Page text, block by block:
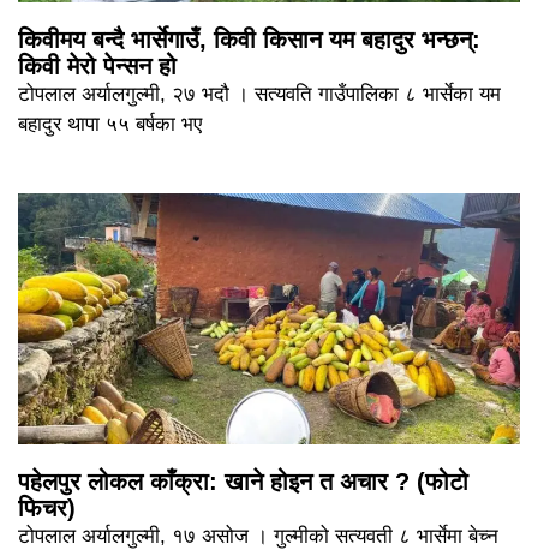
किवीमय बन्दै भार्सेगाउँ, किवी किसान यम बहादुर भन्छन्:
किवी मेरो पेन्सन हो
टोपलाल अर्यालगुल्मी, २७ भदौ । सत्यवति गाउँपालिका ८ भार्सेका यम
बहादुर थापा ५५ बर्षका भए
पहेलपुर लोकल काँक्रा: खाने होइन त अचार ? (फोटो
फिचर)
टोपलाल अर्यालगुल्मी, १७ असोज । गुल्मीको सत्यवती ८ भार्सेमा बेच्न